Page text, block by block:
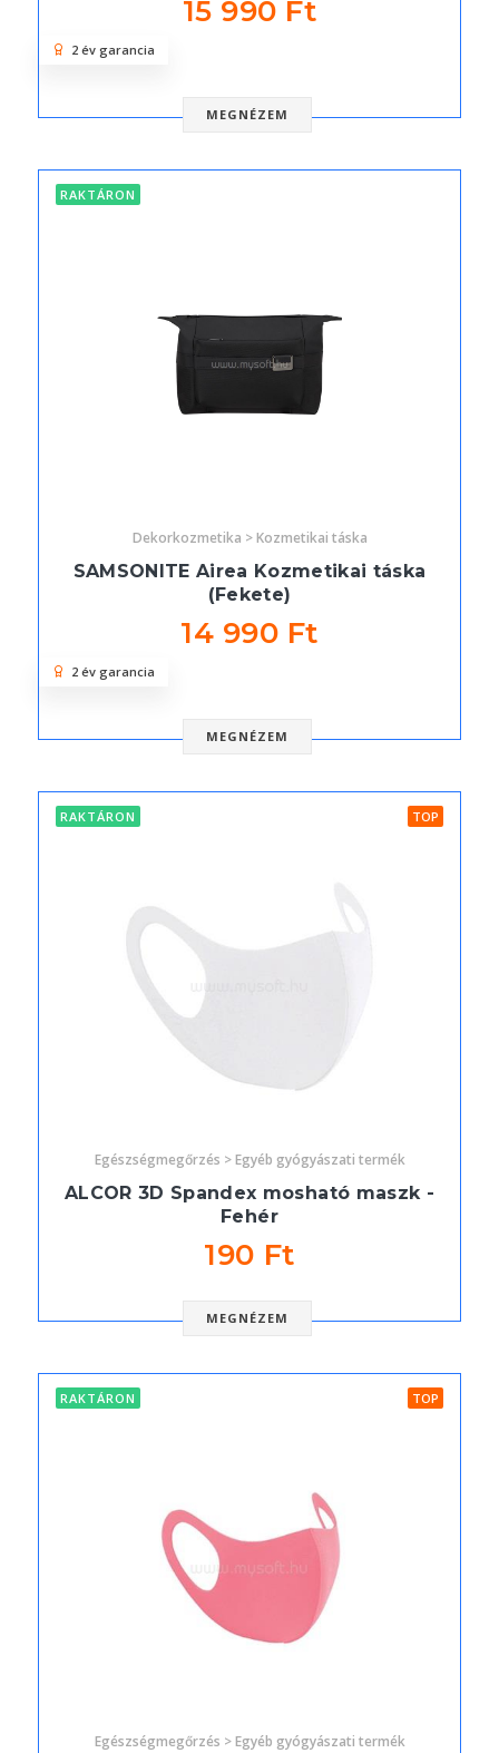
15 990 Ft
MEGNÉZEM
2 év garancia
RAKTÁRON
Dekorkozmetika > Kozmetikai táska
SAMSONITE Airea Kozmetikai táska
(Fekete)
14 990 Ft
MEGNÉZEM
2 év garancia
RAKTÁRON TOP
Egészségmegőrzés > Egyéb gyógyászati termék
ALCOR 3D Spandex mosható maszk -
Fehér
190 Ft
MEGNÉZEM
RAKTÁRON TOP
Egészségmegőrzés > Egyéb gyógyászati termék